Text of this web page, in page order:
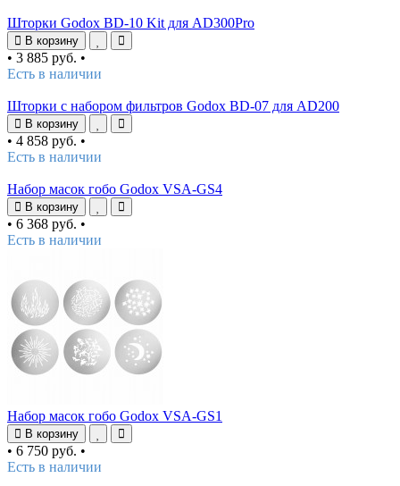
Шторки Godox BD-10 Kit для AD300Pro
В корзину
• 3 885 руб. •
Есть в наличии
Шторки с набором фильтров Godox BD-07 для AD200
В корзину
• 4 858 руб. •
Есть в наличии
Набор масок гобо Godox VSA-GS4
В корзину
• 6 368 руб. •
Есть в наличии
Набор масок гобо Godox VSA-GS1
В корзину
• 6 750 руб. •
Есть в наличии